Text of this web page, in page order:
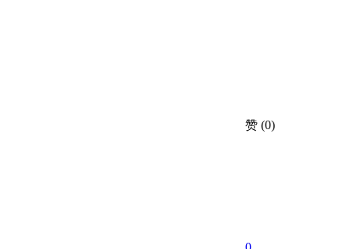
赞 (0)